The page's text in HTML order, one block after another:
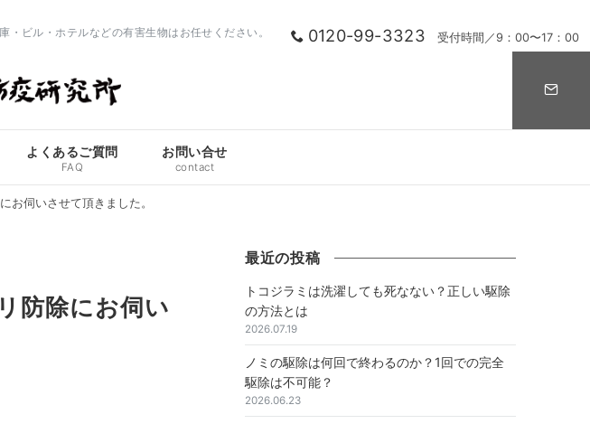
0120-99-3323 受付時間／9：00〜17：00
ビル・ホテルなどの有害生物はお任せください。
よくあるご質問
FAQ
お問い合せ
contact
伺いさせて頂きました。
防除にお伺い
最近の投稿
トコジラミは洗濯しても死なない？正しい駆除
の方法とは
2026.07.19
ノミの駆除は何回で終わるのか？1回での完全
駆除は不可能？
2026.06.23